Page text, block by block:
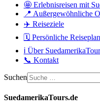
🤩 Erlebnisreisen mit
📍 Außergewöhnliche
✈️ Reiseziele
🗓️ Persönliche
ℹ️ Über
📞 Kontakt
Suchen
SuedamerikaTours.de